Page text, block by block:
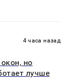
4 часа назад
но
лучше